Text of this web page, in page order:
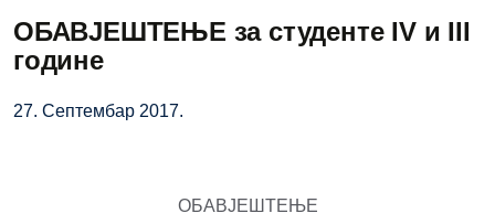
ОБАВЈЕШТЕЊЕ за студенте IV и III
године
27. Септембар 2017.
ОБАВЈЕШТЕЊЕ